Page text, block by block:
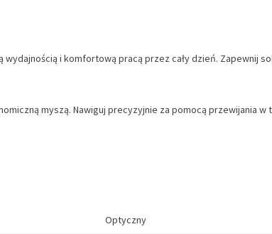
i komfortową pracą przez cały dzień. Zapewnij
myszą. Nawiguj precyzyjnie za pomocą przewijania
Optyczny